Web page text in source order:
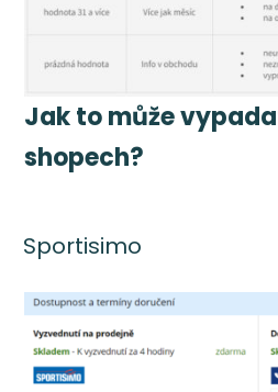
Jak to může
shopech?
Sportisimo